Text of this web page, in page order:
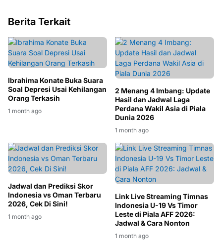
Berita Terkait
Ibrahima Konate Buka Suara
Soal Depresi Usai Kehilangan
Orang Terkasih
1 month ago
2 Menang 4 Imbang: Update
Hasil dan Jadwal Laga
Perdana Wakil Asia di Piala
Dunia 2026
1 month ago
Jadwal dan Prediksi Skor
Indonesia vs Oman Terbaru
2026, Cek Di Sini!
1 month ago
Link Live Streaming Timnas
Indonesia U-19 Vs Timor
Leste di Piala AFF 2026:
Jadwal & Cara Nonton
1 month ago